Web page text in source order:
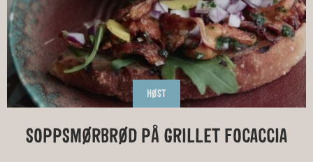
HØST
SOPPSMØRBRØD PÅ GRILLET FOCACCIA